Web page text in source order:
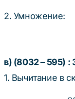
2. Умножение:
в) (8032 – 595) :
1. Вычитание в